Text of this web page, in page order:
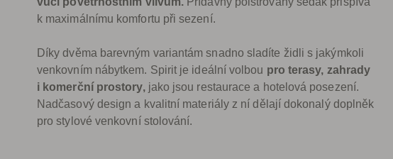
k maximálnímu komfortu při sezení.
Díky dvěma barevným variantám snadno sladíte židli s jakýmkoli
venkovním nábytkem. Spirit je ideální volbou pro terasy, zahrady
i komerční prostory,jako jsou restaurace a hotelová posezení.
Nadčasový design a kvalitní materiály z ní dělají dokonalý doplněk
pro stylové venkovní stolování.